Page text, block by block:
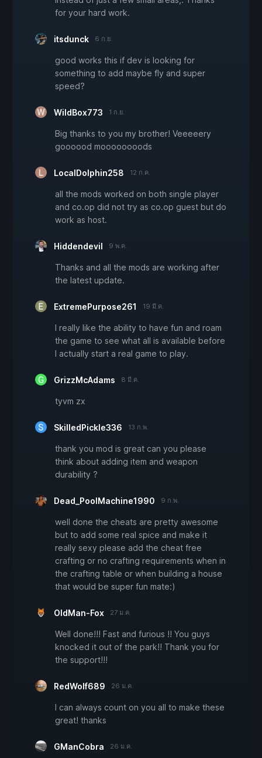
for your hard work.
itsdunck 6 ก.ย.
good works this if dev is looking for
something to add maybe fly and super
speed?
WildBox773 1 ก.ย.
Big thanks to you my brother! Veeeeery
goooood moooooooods
LocalDolphin258 12 ก.ค.
all the mods worked on both single player
and co.op did not try as co.op guest but do
work as host.
Hiddendevil 9 พ.ค.
Thanks and all the mods are working after
the latest update.
ExtremePurpose261 19 มี.ค.
I really like the ability to have fun and roam
the game to see what all is available before
I actually start a real game to play.
GrizzMcAdams 8 มี.ค.
tyvm zx
SkilledPickle336 13 ก.พ.
thank you mod is great can you please
think about adding item and weapon
durability ?
Dead_PoolMachine1990 9 ก.พ.
well done the cheats are pretty awesome
but to add some real spice and make it
really sexy please add the cheat free
crafting or no crafting requirements when in
the crafting table or when building a house
that would be super fun mate:)
OldMan-Fox 27 ม.ค.
Well done!!! Fast and furious !! You guys
knocked it out of the park!! Thank you for
the support!!!
RedWolf689 26 ม.ค.
I can always count on you all to make these
great! thanks
GManCobra 26 ม.ค.